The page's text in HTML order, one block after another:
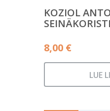
KOZIOL
8,00 €
LUE